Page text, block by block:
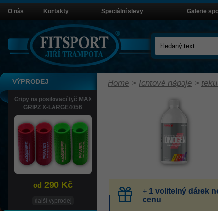
Home > Iontové nápoje >
+ 1 volitelný dárek
cenu
VÝPRODEJ
Gripy na posilovací tyč MAX
GRIPZ X-LARGE4056
od 290 Kč
další vyprodej
O nás Kontakty Speciální slevy Galerie